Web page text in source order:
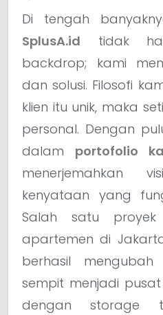
Di tengah
SplusA.id tidak
backdrop; kami
dan solusi. Filosofi
klien itu unik, maka
personal. Dengan
dalam portofolio
menerjemahkan
kenyataan yang
Salah satu
apartemen di
berhasil
sempit menjadi
dengan storage